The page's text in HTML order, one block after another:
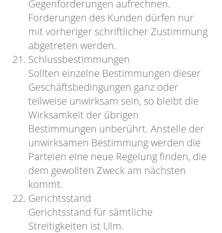
Gegenforderungen aufrechnen.
Forderungen des Kunden dürfen nur
mit vorheriger schriftlicher Zustimmung
abgetreten werden.
Schlussbestimmungen
Sollten einzelne Bestimmungen dieser
Geschäftsbedingungen ganz oder
teilweise unwirksam sein, so bleibt die
Wirksamkeit der übrigen
Bestimmungen unberührt. Anstelle der
unwirksamen Bestimmung werden die
Parteien eine neue Regelung finden, die
dem gewollten Zweck am nächsten
kommt.
Gerichtsstand
Gerichtsstand für sämtliche
Streitigkeiten ist Ulm.